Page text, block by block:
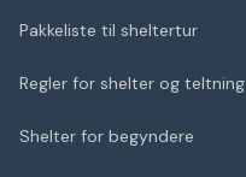
Pakkeliste til sheltertur
Regler for shelter og teltning
Shelter for begyndere